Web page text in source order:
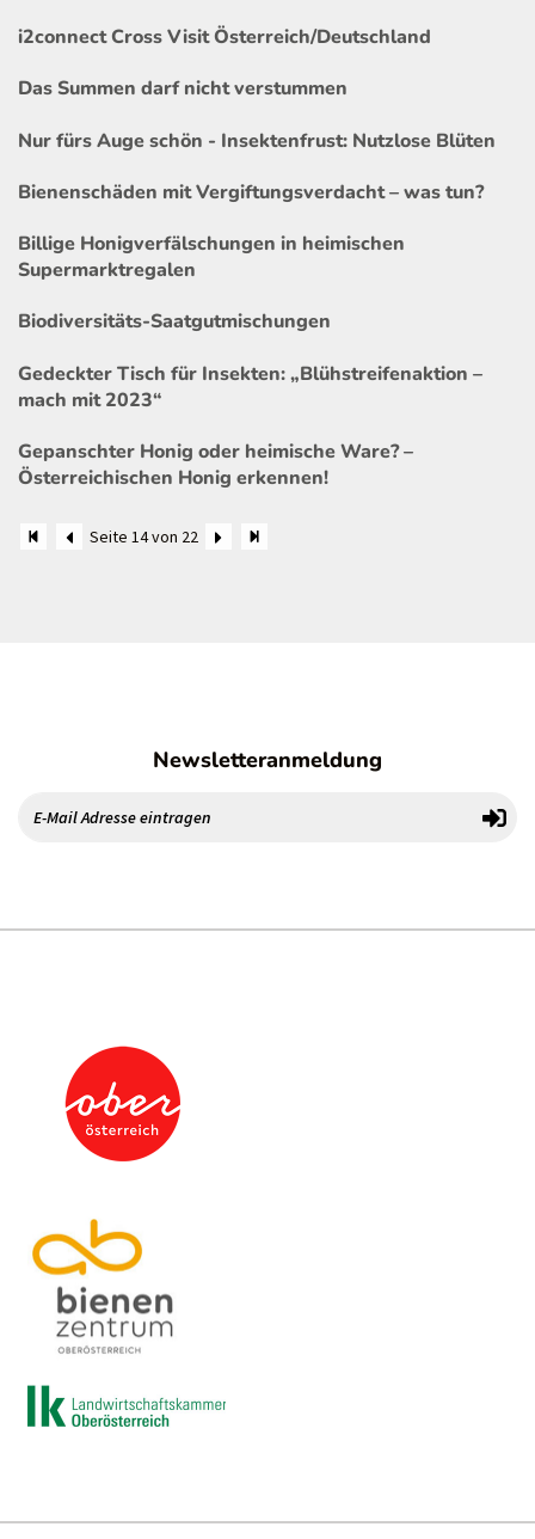
i2connect Cross Visit Österreich/Deutschland
Das Summen darf nicht verstummen
Nur fürs Auge schön - Insektenfrust: Nutzlose Blüten
Bienenschäden mit Vergiftungsverdacht – was tun?
Billige Honigverfälschungen in heimischen
Supermarktregalen
Biodiversitäts-Saatgutmischungen
Gedeckter Tisch für Insekten: „Blühstreifenaktion –
mach mit 2023“
Gepanschter Honig oder heimische Ware? –
Österreichischen Honig erkennen!
Seite 14 von 22
Newsletteranmeldung